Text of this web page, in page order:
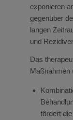
exponieren
gegenüber
langen
und
Das
Maßnahmen
fördert